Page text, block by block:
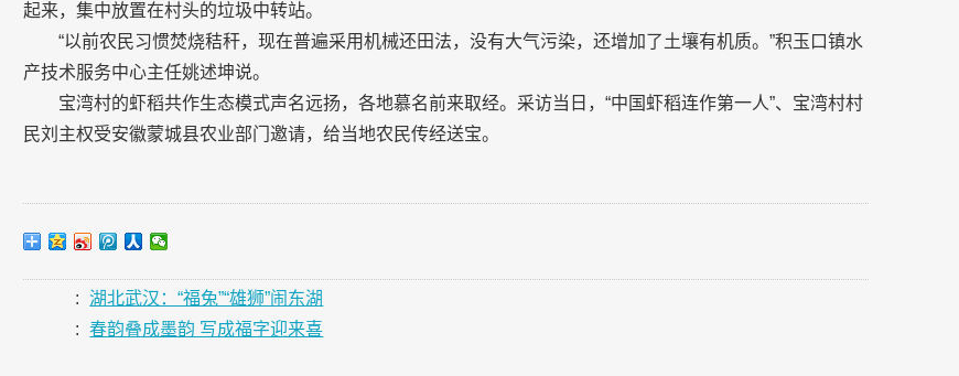
起来，集中放置在村头的垃圾中转站。
“以前农民习惯焚烧秸秆，现在普遍采用机械还田法，没有大气污染，还增加了土壤有机质。”积玉口镇水
产技术服务中心主任姚述坤说。
宝湾村的虾稻共作生态模式声名远扬，各地慕名前来取经。采访当日，“中国虾稻连作第一人”、宝湾村村
民刘主权受安徽蒙城县农业部门邀请，给当地农民传经送宝。
:
湖北武汉：“福兔”“雄狮”闹东湖
:
春韵叠成墨韵 写成福字迎来喜